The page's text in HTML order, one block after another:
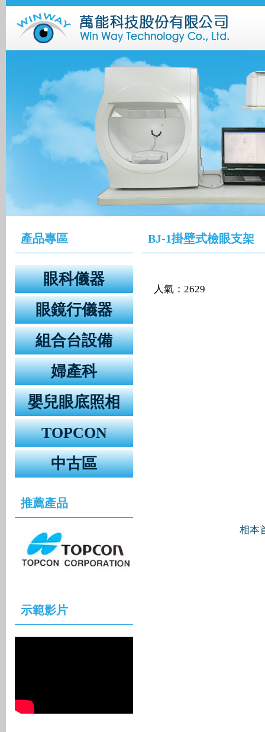
BJ-1掛壁式檢眼支架
人氣：2629
相本
產品專區
眼科儀器
眼鏡行儀器
組合台設備
婦產科
嬰兒眼底照相
TOPCON
中古區
推薦產品
示範影片